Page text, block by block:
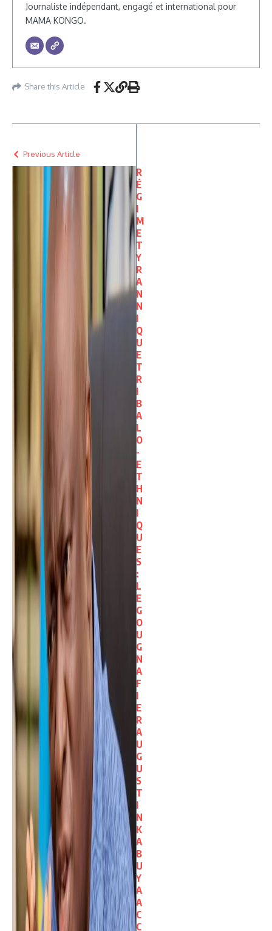
Journaliste indépendant, engagé et international pour
MAMA KONGO.
Share this Article
Previous Article
R
É
G
I
M
E
T
Y
R
A
N
N
I
Q
U
E
T
R
I
B
A
L
O
-
E
T
H
N
I
Q
U
E
S
:
L
E
G
O
U
G
N
A
F
I
E
R
A
U
G
U
S
T
I
N
K
A
B
U
Y
A
A
C
C